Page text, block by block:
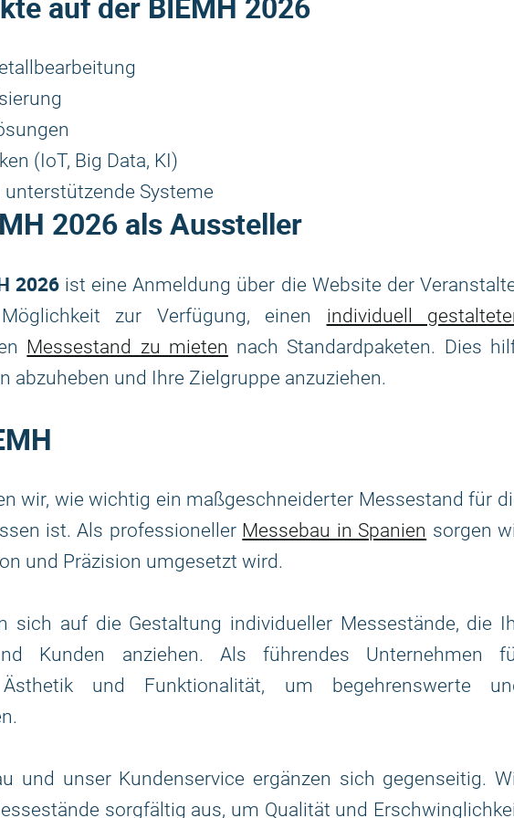
(IoT, Big Data, KI)
Systeme
2026 als Aussteller
2026ist eine Anmeldung über die Website der
zur Verfügung, einen individuell
Messestand zu mieten nach Standardpaketen. Dies
abzuheben und Ihre Zielgruppe anzuziehen.
wir, wie wichtig ein maßgeschneiderter Messestand für
ist. Als professioneller Messebau in Spanien sorgen
und Präzision umgesetzt wird.
sich auf die Gestaltung individueller Messestände, die
Kunden anziehen. Als führendes Unternehmen
und Funktionalität, um begehrenswerte
und unser Kundenservice ergänzen sich gegenseitig.
sorgfältig aus, um Qualität und